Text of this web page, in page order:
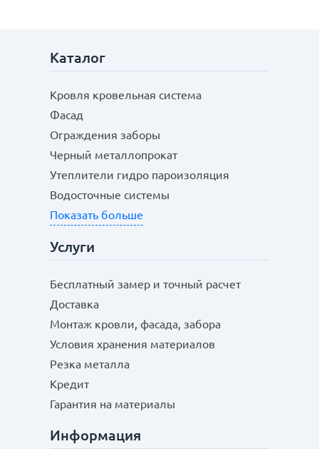
Каталог
Кровля кровельная система
Фасад
Ограждения заборы
Черный металлопрокат
Утеплители гидро пароизоляция
Водосточные системы
Показать больше
Услуги
Бесплатный замер и точный расчет
Доставка
Монтаж кровли, фасада, забора
Условия хранения материалов
Резка металла
Кредит
Гарантия на материалы
Информация